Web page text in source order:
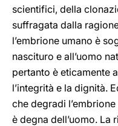
scientifici, della
suffragata dalla
l’embrione umano è
nascituro e all’uomo
pertanto è eticamente
l’integrità e la dignità.
che degradi
è degna dell’uomo.